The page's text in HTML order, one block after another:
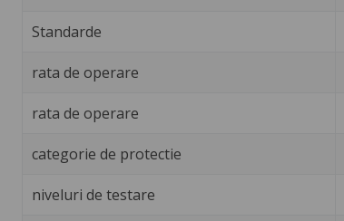
Standarde
rata de operare
rata de operare
categorie de protectie
niveluri de testare